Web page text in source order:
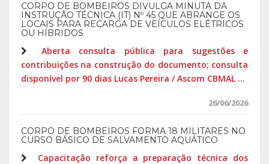
CORPO DE BOMBEIROS DIVULGA MINUTA DA
INSTRUÇÃO TÉCNICA (IT) Nº 45 QUE ABRANGE OS
LOCAIS PARA RECARGA DE VEÍCULOS ELÉTRICOS
OU HÍBRIDOS
Aberta consulta pública para sugestões e
contribuições na construção do documento; consulta
disponível por 90 dias Lucas Pereira / Ascom CBMAL ...
26/06/2026
CORPO DE BOMBEIROS FORMA 18 MILITARES NO
CURSO BÁSICO DE SALVAMENTO AQUÁTICO
Capacitação reforça a preparação técnica dos